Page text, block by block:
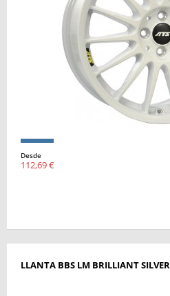
Desde
112,69 €
LLANTA BBS LM BRILLIANT SILVER